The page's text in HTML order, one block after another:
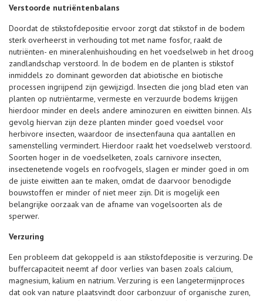
Verstoorde nutriëntenbalans
Doordat de stikstofdepositie ervoor zorgt dat stikstof in de bodem
sterk overheerst in verhouding tot met name fosfor, raakt de
nutriënten- en mineralenhuishouding en het voedselweb in het droog
zandlandschap verstoord. In de bodem en de planten is stikstof
inmiddels zo dominant geworden dat abiotische en biotische
processen ingrijpend zijn gewijzigd. Insecten die jong blad eten van
planten op nutriëntarme, vermeste en verzuurde bodems krijgen
hierdoor minder en deels andere aminozuren en eiwitten binnen. Als
gevolg hiervan zijn deze planten minder goed voedsel voor
herbivore insecten, waardoor de insectenfauna qua aantallen en
samenstelling vermindert. Hierdoor raakt het voedselweb verstoord.
Soorten hoger in de voedselketen, zoals carnivore insecten,
insectenetende vogels en roofvogels, slagen er minder goed in om
de juiste eiwitten aan te maken, omdat de daarvoor benodigde
bouwstoffen er minder of niet meer zijn. Dit is mogelijk een
belangrijke oorzaak van de afname van vogelsoorten als de
sperwer.
Verzuring
Een probleem dat gekoppeld is aan stikstofdepositie is verzuring. De
buffercapaciteit neemt af door verlies van basen zoals calcium,
magnesium, kalium en natrium. Verzuring is een langetermijnproces
dat ook van nature plaatsvindt door carbonzuur of organische zuren,